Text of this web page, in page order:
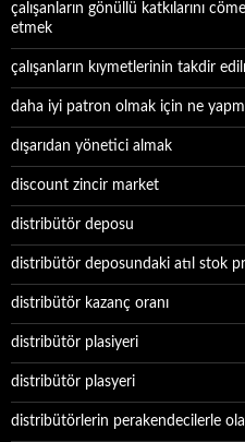
çalışanların gönüllü katkılarını
etmek
çalışanların kıymetlerinin takdir
daha iyi patron olmak için ne
dışarıdan yönetici almak
discount zincir market
distribütör deposu
distribütör deposundaki atıl stok
distribütör kazanç oranı
distribütör plasiyeri
distribütör plasyeri
distribütörlerin perakendecilerle